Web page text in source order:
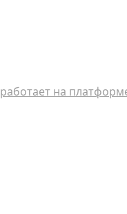
работает на